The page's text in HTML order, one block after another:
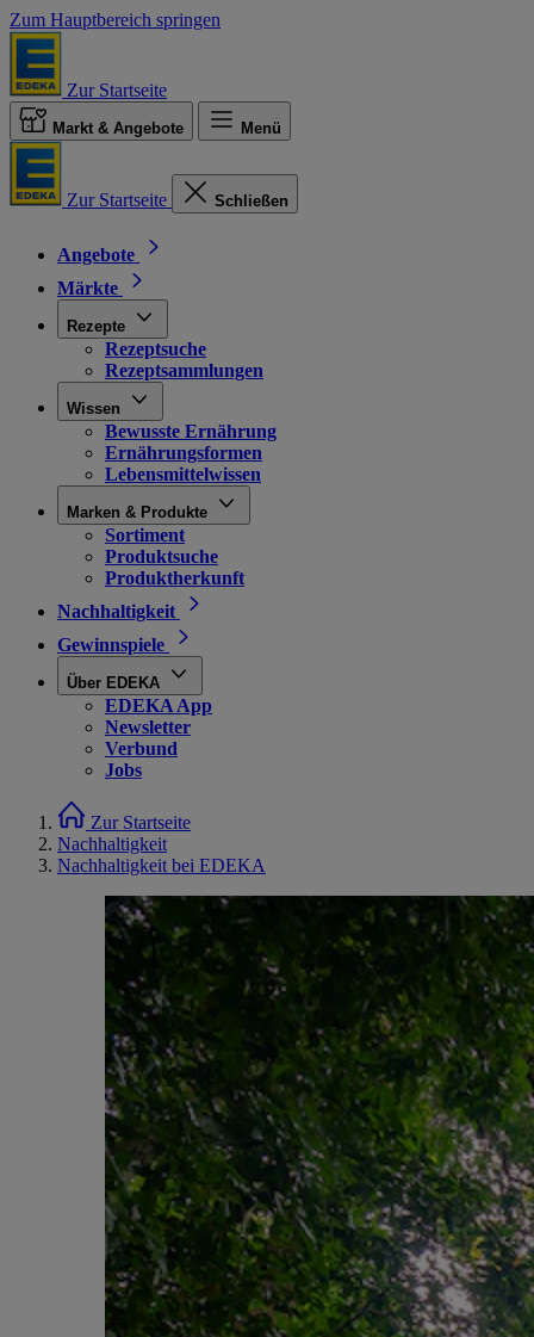
Zum Hauptbereich springen
Zur Startseite
Markt & Angebote Menü
Zur Startseite Schließen
Angebote
Märkte
Rezepte
Rezeptsuche
Rezeptsammlungen
Wissen
Bewusste Ernährung
Ernährungsformen
Lebensmittelwissen
Marken & Produkte
Sortiment
Produktsuche
Produktherkunft
Nachhaltigkeit
Gewinnspiele
Über EDEKA
EDEKA App
Newsletter
Verbund
Jobs
Zur Startseite
Nachhaltigkeit
Nachhaltigkeit bei EDEKA